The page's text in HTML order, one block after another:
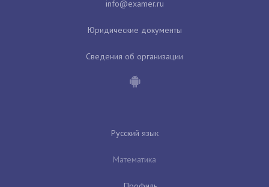
Юридические документы
Сведения об организации
Русский язык
Математика